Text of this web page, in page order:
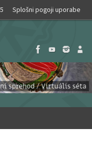
Splošni pogoji uporabe